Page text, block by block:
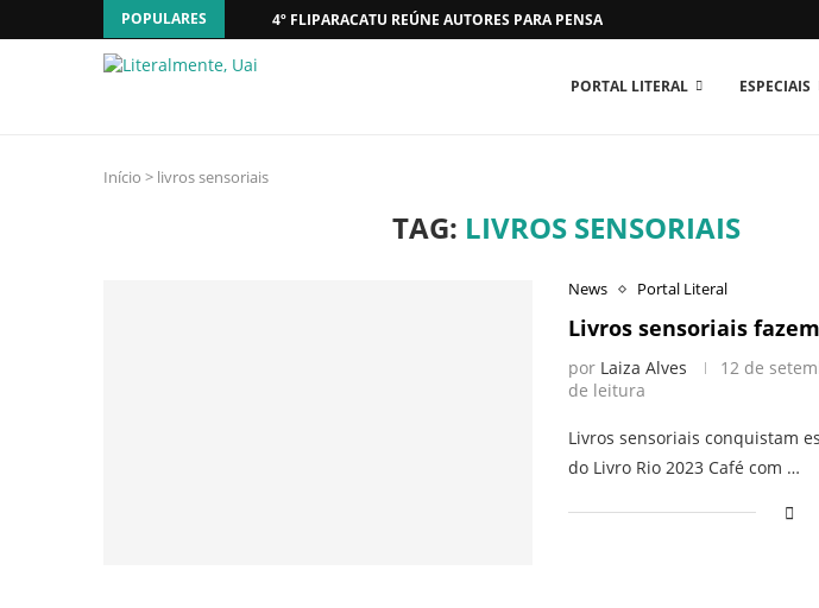
POPULARES 4º FLIPARACATU REÚNE AUTORES PARA PENSAR O MUNDO...
PORTAL LITERAL ESPECIAIS
Início > livros sensoriais
TAG: LIVROS SENSORIAIS
News Portal Literal
Livros sensoriais
por Laiza Alves 12 de
de leitura
Livros sensoriais conquistam
do Livro Rio 2023 Café com …